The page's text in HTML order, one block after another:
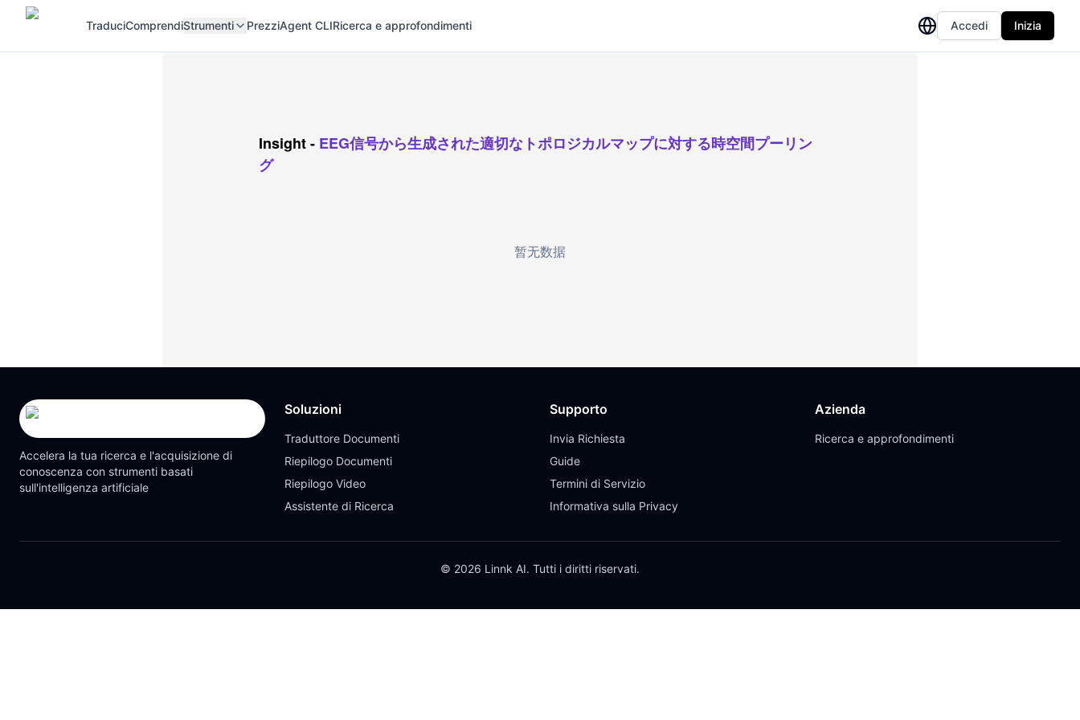
TraduciComprendiStrumenti PrezziAgent CLIRicerca e approfondimenti Accedi Inizia
Insight- EEG信号から生成された適切なトポロジカルマップに対する時空間プーリン
グ
暂无数据
Accelera la tua ricerca e l'acquisizione di
conoscenza con strumenti basati
sull'intelligenza artificiale
Soluzioni
Traduttore Documenti
Riepilogo Documenti
Riepilogo Video
Assistente di Ricerca
Supporto
Invia Richiesta
Guide
Termini di Servizio
Informativa sulla Privacy
Azienda
Ricerca e approfondimenti
© 2026 Linnk AI. Tutti i diritti riservati.